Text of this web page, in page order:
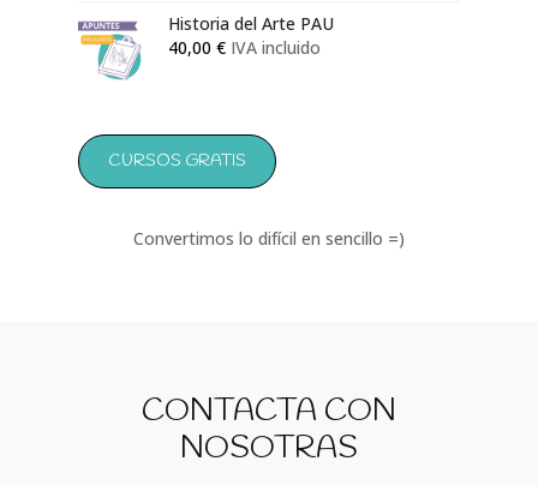
Historia del Arte PAU
40,00 € IVA incluido
CURSOS GRATIS
Convertimos lo difícil en sencillo =)
CONTACTA CON
NOSOTRAS